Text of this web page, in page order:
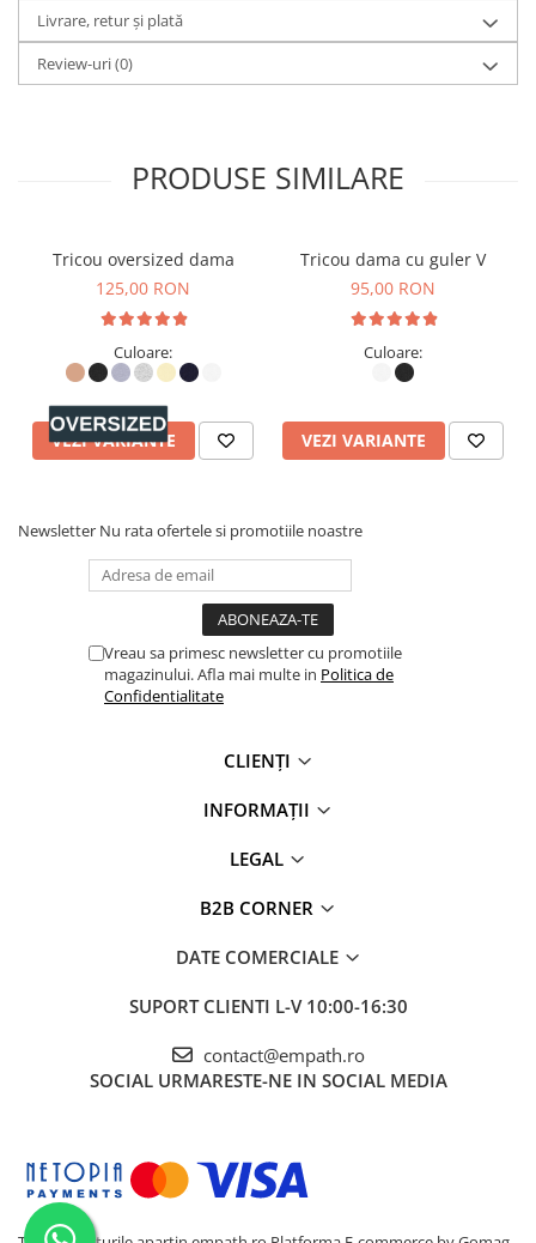
•Cusături frontale
sporit
Livrare, retur și plată
Review-uri(0)
PRODUSE SIMILARE
Tricou oversized dama
125,00 RON
Culoare:
VEZI VARIANTE
Tricou dama cu guler V
95,00 RON
Culoare:
VEZI VARIANTE
Newsletter Nu rata ofertele si promotiile noastre
Vreau sa primesc newsletter cu promotiile
magazinului. Afla mai multe in Politica de
Confidentialitate
CLIENȚI
INFORMAȚII
LEGAL
B2B CORNER
DATE COMERCIALE
SUPORT CLIENTI L-V 10:00-16:30
contact@empath.ro
SOCIAL URMARESTE-NE IN SOCIAL MEDIA